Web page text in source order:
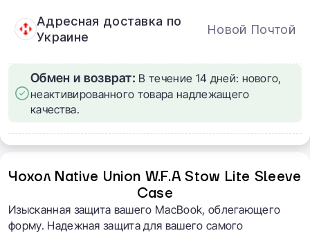
Адресная доставка по
Украине
Новой Почтой
Обмен и возврат: В течение 14 дней: нового,
неактивированного товара надлежащего
качества.
Чохол Native Union W.F.A Stow Lite Sleeve
Case
Изысканная защита вашего MacBook, облегающего
форму. Надежная защита для вашего самого